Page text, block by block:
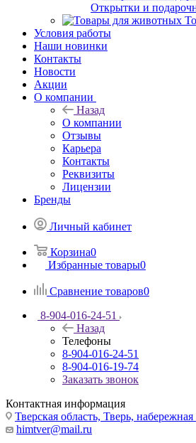
Открытки и
Условия работы
Наши новинки
Контакты
Новости
Акции
О компании
Назад
О компании
Отзывы
Карьера
Контакты
Реквизиты
Лицензии
Бренды
Личный кабинет
Корзина0
Избранные товары0
Сравнение товаров0
8-904-016-24-51
Назад
Телефоны
8-904-016-24-51
8-904-016-19-74
Заказать звонок
Контактная информация
Тверская область, Тверь,
himtver@mail.ru